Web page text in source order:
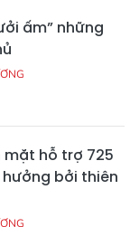
ấm” những
hỗ trợ 725
bởi thiên